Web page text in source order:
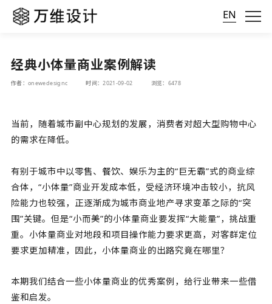
EN
经典小体量商业案例解读
作者：onewedesignc 时间：2021-09-02 浏览：6478
当前，随着城市副中心规划的发展，消费者对超大型购物中心
的需求在降低。
有别于城市中以零售、餐饮、娱乐为主的“巨无霸”式的商业综
合体，“小体量”商业开发成本低，受经济环境冲击较小，抗风
险能力也较强，正逐渐成为城市商业地产寻求变革之际的“突
围”关键。但是“小而美”的小体量商业要发挥“大能量”，挑战重
重。小体量商业对地段和项目操作能力要求更高，对客群定位
要求更加精准，因此，小体量商业的出路究竟在哪里？
本期我们结合一些小体量商业的优秀案例，给行业带来一些借
鉴和启发。